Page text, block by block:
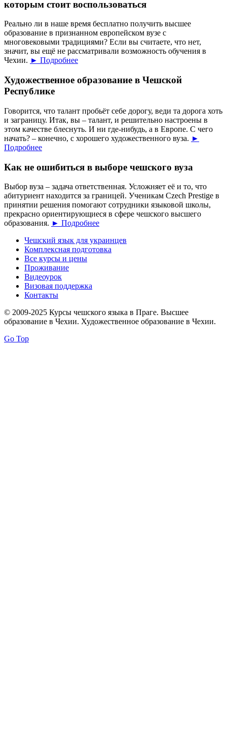
которым стоит воспользоваться
Реально ли в наше время бесплатно получить высшее
образование в признанном европейском вузе с
многовековыми традициями? Если вы считаете, что нет,
значит, вы ещё не рассматривали возможность обучения в
Чехии. ► Подробнее
Художественное образование в Чешской
Республике
Говорится, что талант пробьёт себе дорогу, веди та дорога хоть
и заграницу. Итак, вы – талант, и решительно настроены в
этом качестве блеснуть. И ни где-нибудь, а в Европе. С чего
начать? – конечно, с хорошего художественного вуза. ►
Подробнее
Как не ошибиться в выборе чешского вуза
Выбор вуза – задача ответственная. Усложняет её и то, что
абитуриент находится за границей. Ученикам Czech Prestige в
принятии решения помогают сотрудники языковой школы,
прекрасно ориентирующиеся в сфере чешского высшего
образования. ► Подробнее
Чешский язык для украинцев
Комплексная подготовка
Все курсы и цены
Проживание
Видеоурок
Визовая поддержка
Контакты
© 2009-2025 Курсы чешского языка в Праге. Высшее
образование в Чехии. Художественное образование в Чехии.
Go Top